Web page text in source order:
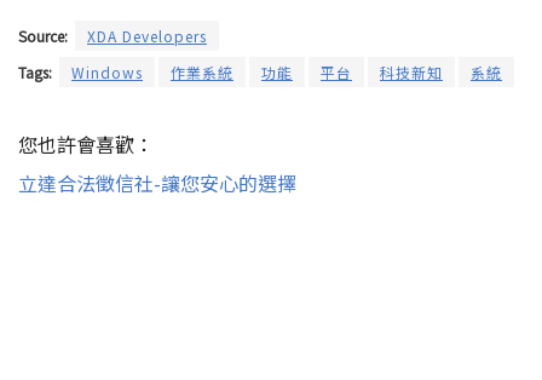
Source:
XDA Developers
Tags:
Windows 作業系統 功能 平台 科技新知 系統
您也許會喜歡：
立達合法徵信社-讓您安心的選擇